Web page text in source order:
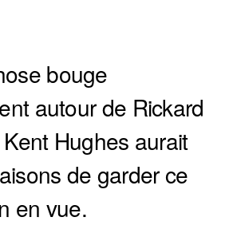
bouge
autour de Rickard
Hughes aurait
de garder ce
en vue.